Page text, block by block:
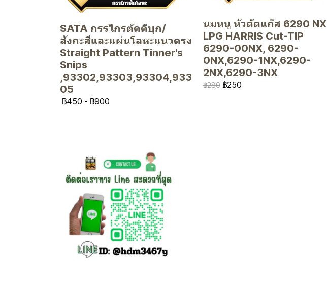
SATA กรรไกรตัดดีบุก/
สังกะสีและแผ่นโลหะแนวตรง
Straight Pattern Tinner's
Snips
,93302,93303,93304,933
05
฿450 - ฿900
นมหนู หัวตัดแก๊ส 6290 NX
LPG HARRIS Cut-TIP
6290-00NX, 6290-
0NX,6290-1NX,6290-
2NX,6290-3NX
฿280 ฿250